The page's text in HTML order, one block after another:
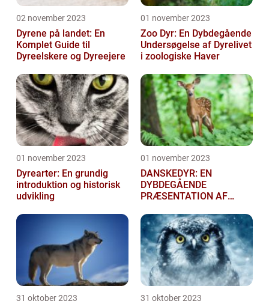
02 november 2023
Dyrene på landet: En
Komplet Guide til
Dyreelskere og Dyreejere
01 november 2023
Zoo Dyr: En Dybdegående
Undersøgelse af Dyrelivet
i zoologiske Haver
01 november 2023
Dyrearter: En grundig
introduktion og historisk
udvikling
01 november 2023
DANSKEDYR: EN
DYBDEGÅENDE
PRÆSENTATION AF
31 oktober 2023 31 oktober 2023